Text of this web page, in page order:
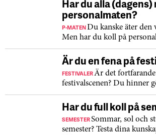
Har du alla
personalmaten?
P-MATENDu kanske äter den
Men har du koll på
Är du en fena på
FESTIVALERÄr det
festivalscenen? Du hinner
Har du full koll på
SEMESTERSommar, sol och
semester? Testa dina